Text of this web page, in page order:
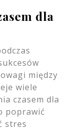
dla
między
wiele
czasem dla
poprawić
stres